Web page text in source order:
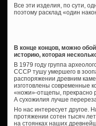
Все эти изделия, по сути,
поэтому расклад «один
В конце концов, можно
историю, которая
В 1979 году группа
СССР тушу умершего в
распоряжении древним
изготовлены современные
«ножи»-отщепы, прекрасно
А сухожилия лучше
Но нас интересует другое.
протяжении сотен тысяч
на стоянках наших